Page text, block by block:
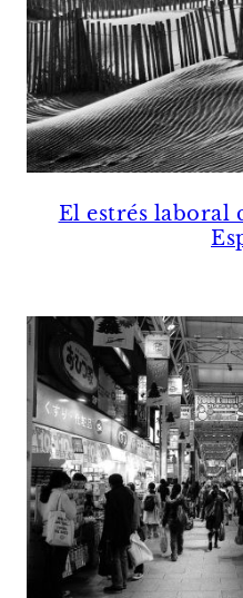
El estrés laboral